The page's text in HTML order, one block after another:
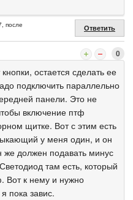
после
Ответить
0
остается сделать ее
подключить параллельно
панели. Это не
включение птф
щитке. Вот с этим есть
у меня один, и он
же должен подавать минус
там есть, который
Вот к нему и нужно
пока завис.